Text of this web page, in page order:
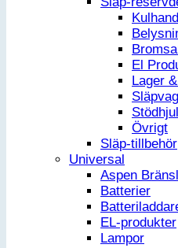
El
Lager
Stödhjul
Övrigt
Släp-tillbehör
Universal
Aspen
Batterier
EL-produkter
Lampor